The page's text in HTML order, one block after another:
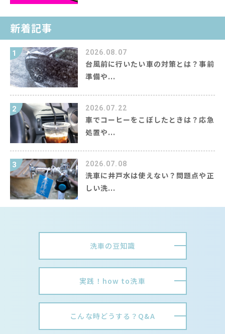
新着記事
1 2026.08.07
台風前に行いたい車の対策とは？事前
準備や...
2 2026.07.22
車でコーヒーをこぼしたときは？応急
処置や...
3 2026.07.08
洗車に井戸水は使えない？問題点や正
しい洗...
洗車の豆知識
実践！how to洗車
こんな時どうする？Q&A